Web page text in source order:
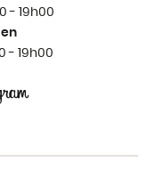
- 19h00
- 19h00